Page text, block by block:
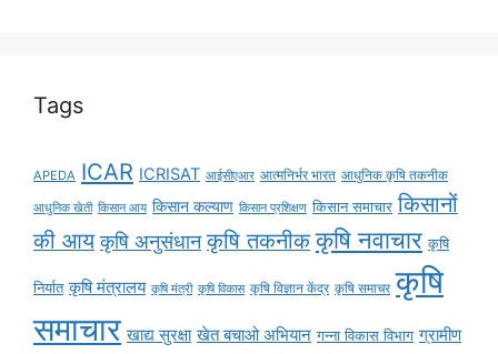
Tags
APEDA ICAR ICRISAT आईसीएआर आत्मनिर्भर भारत आधुनिक कृषि तकनीक
आधुनिक खेती किसान आय किसान कल्याण किसान प्रशिक्षण किसान समाचार किसानों
की आय कृषि अनुसंधान कृषि तकनीक कृषि नवाचार कृषि
निर्यात कृषि मंत्रालय कृषि मंत्री कृषि विकास कृषि विज्ञान केंद्र कृषि समाचर कृषि
समाचार खाद्य सुरक्षा खेत बचाओ अभियान गन्ना विकास विभाग ग्रामीण